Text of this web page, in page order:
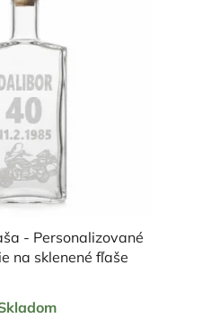
- Personalizované
na sklenené fľaše
hodnotenie